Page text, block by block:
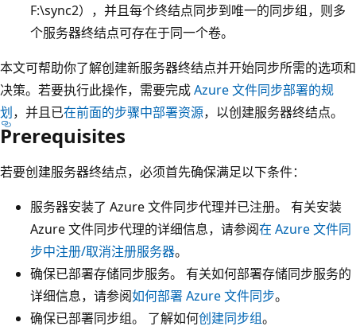
F:\sync2），并且每个终结点同步到唯一的同步组，则多
个服务器终结点可存在于同一个卷。
本文可帮助你了解创建新服务器终结点并开始同步所需的选项和
决策。若要执行此操作，需要完成Azure 文件同步部署的规
划，并且已在前面的步骤中部署资源，以创建服务器终结点。
Prerequisites
若要创建服务器终结点，必须首先确保满足以下条件：
服务器安装了 Azure 文件同步代理并已注册。 有关安装
Azure 文件同步代理的详细信息，请参阅在 Azure 文件同
步中注册/取消注册服务器。
确保已部署存储同步服务。 有关如何部署存储同步服务的
详细信息，请参阅如何部署 Azure 文件同步。
确保已部署同步组。 了解如何创建同步组。